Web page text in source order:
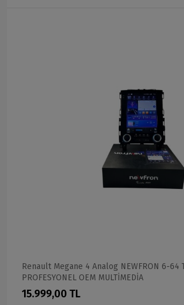
Renault Megane 4 Analog NEWFRON 6-64
PROFESYONEL OEM MULTİMEDİA
15.999,00 TL